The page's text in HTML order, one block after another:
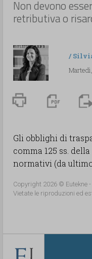
Non devono
retributiva o
/
Gli obblighi di
comma 125 ss.
normativi (da ultimo
Copyright 2026 © Eutekne
Vietate le riproduzioni ed